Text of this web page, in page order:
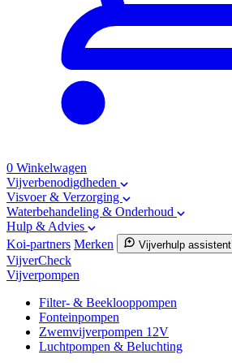
0 Winkelwagen
Vijverbenodigdheden
Visvoer & Verzorging
Waterbehandeling & Onderhoud
Hulp & Advies
Koi-partners Merken Vijverhulp assistent
VijverCheck
Vijverpompen
Filter- & Beeklooppompen
Fonteinpompen
Zwemvijverpompen 12V
Luchtpompen & Beluchting